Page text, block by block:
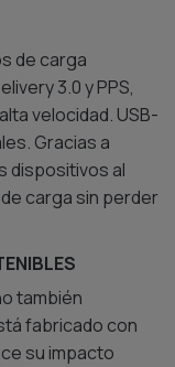
de carga
3.0 y PPS,
velocidad. USB-
Gracias a
dispositivos al
carga sin perder
también
fabricado con
su impacto